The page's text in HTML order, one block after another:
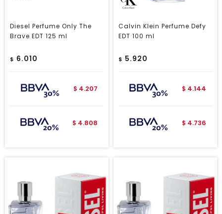
Diesel Perfume Only The
Brave EDT 125 ml
$ 6.010
$ 4.207
$ 4.808
Calvin Klein Perfume Defy
EDT 100 ml
$ 5.920
$ 4.144
$ 4.736